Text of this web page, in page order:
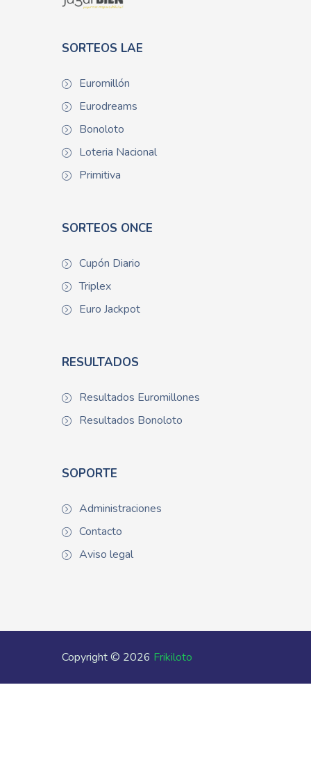
SORTEOS LAE
Euromillón
Eurodreams
Bonoloto
Loteria Nacional
Primitiva
SORTEOS ONCE
Cupón Diario
Triplex
Euro Jackpot
RESULTADOS
Resultados Euromillones
Resultados Bonoloto
SOPORTE
Administraciones
Contacto
Aviso legal
Copyright © 2026 Frikiloto